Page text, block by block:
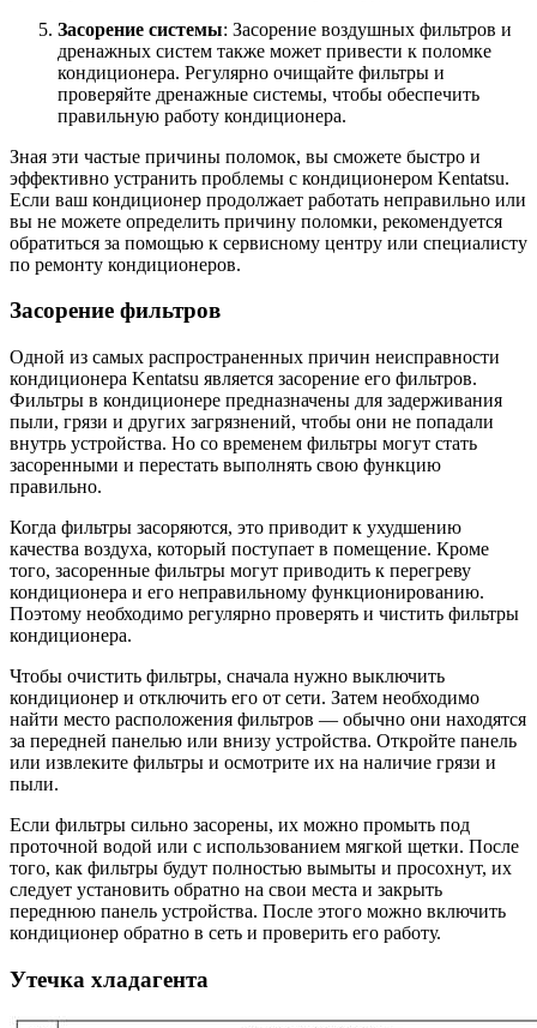
Засорение системы: Засорение воздушных фильтров и
дренажных систем также может привести к поломке
кондиционера. Регулярно очищайте фильтры и
проверяйте дренажные системы, чтобы обеспечить
правильную работу кондиционера.
Зная эти частые причины поломок, вы сможете быстро и
эффективно устранить проблемы с кондиционером Kentatsu.
Если ваш кондиционер продолжает работать неправильно или
вы не можете определить причину поломки, рекомендуется
обратиться за помощью к сервисному центру или специалисту
по ремонту кондиционеров.
Засорение фильтров
Одной из самых распространенных причин неисправности
кондиционера Kentatsu является засорение его фильтров.
Фильтры в кондиционере предназначены для задерживания
пыли, грязи и других загрязнений, чтобы они не попадали
внутрь устройства. Но со временем фильтры могут стать
засоренными и перестать выполнять свою функцию
правильно.
Когда фильтры засоряются, это приводит к ухудшению
качества воздуха, который поступает в помещение. Кроме
того, засоренные фильтры могут приводить к перегреву
кондиционера и его неправильному функционированию.
Поэтому необходимо регулярно проверять и чистить фильтры
кондиционера.
Чтобы очистить фильтры, сначала нужно выключить
кондиционер и отключить его от сети. Затем необходимо
найти место расположения фильтров — обычно они находятся
за передней панелью или внизу устройства. Откройте панель
или извлеките фильтры и осмотрите их на наличие грязи и
пыли.
Если фильтры сильно засорены, их можно промыть под
проточной водой или с использованием мягкой щетки. После
того, как фильтры будут полностью вымыты и просохнут, их
следует установить обратно на свои места и закрыть
переднюю панель устройства. После этого можно включить
кондиционер обратно в сеть и проверить его работу.
Утечка хладагента